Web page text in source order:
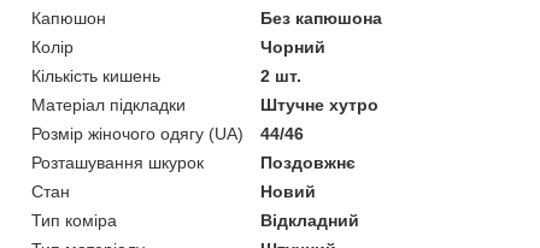
Капюшон
Без капюшона
Колір
Чорний
Кількість кишень
2 шт.
Матеріал підкладки
Штучне хутро
Розмір жіночого одягу (UA)
44/46
Розташування шкурок
Поздовжнє
Стан
Новий
Тип коміра
Відкладний